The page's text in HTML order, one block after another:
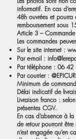
informatif. En cas
48h ouvrées et pourra
remboursement sous
Article 3 –
Les commandes
Sur le site internet :
Par e-mail :
Par téléphone : 06
Par courrier :
Minimum de
Délai indicatif de
Livraison franco :
présentes CGV.
En cas d’absence à
de retour pourront être
n’est engagée qu’en